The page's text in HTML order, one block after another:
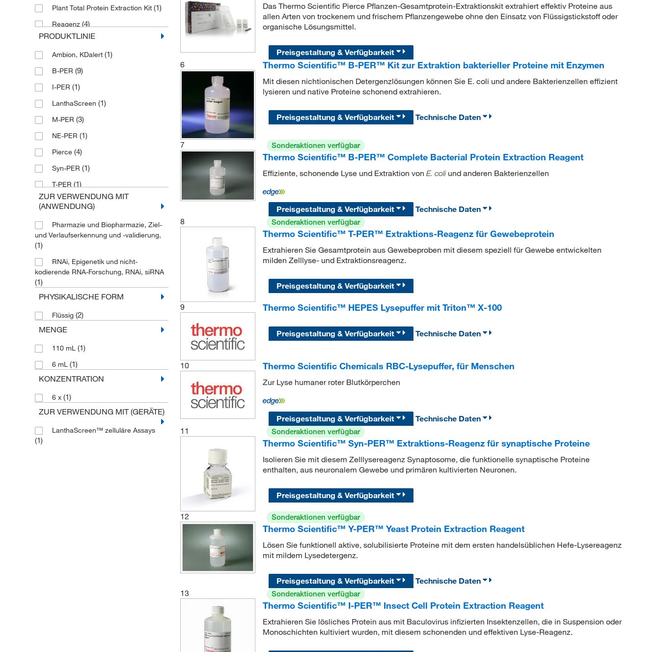
Plant Total Protein Extraction Kit (1)
Reagenz (4)
Reagenz für die Extraktion
bakterieller Proteine
(6)
Reagenz für die Zelllyse
Reagenz für neuronale
Proteinextraktion
Reagenz zur Extraktion von
Hefeproteinen(3)
Reagenz zur Proteinextraktion
Reagenz zur Proteinextraktion von
Geweben
PRODUKTLINIE
Ambion, KDalert (1)
B-PER (9)
I-PER (1)
LanthaScreen (1)
M-PER (3)
NE-PER (1)
Pierce (4)
Syn-PER (1)
T-PER (1)
Y-PER(3)
ZUR VERWENDUNG MIT
(ANWENDUNG)
Pharmazie und Biopharmazie, Ziel-
und Verlaufserkennung und -validierung,
(1)
RNAi, Epigenetik und nicht-
kodierende RNA-Forschung, RNAi, siRNA
(1)
PHYSIKALISCHE FORM
Flüssig (2)
MENGE
110 mL (1)
6 mL (1)
KONZENTRATION
6 x (1)
ZUR VERWENDUNG MIT (GERÄTE)
LanthaScreen™ zelluläre Assays
(1)
Das Thermo Scientific Pierce Pflanzen-Gesamtprotein-Extraktionskit extrahiert effektiv Proteine aus
allen Arten von trockenem und frischem Pflanzengewebe ohne den Einsatz von Flüssigstickstoff oder
organische Lösungsmittel.
Preisgestaltung & Verfügbarkeit
6
Thermo Scientific™ B-PER™ Kit zur Extraktion bakterieller Proteine mit Enzymen
Mit diesen nichtionischen Detergenzlösungen können Sie E. coli und andere Bakterienzellen effizient
lysieren und native Proteine schonend extrahieren.
Preisgestaltung & Verfügbarkeit Technische Daten
7 Sonderaktionen verfügbar
Thermo Scientific™ B-PER™ Complete Bacterial Protein Extraction Reagent
Effiziente, schonende Lyse und Extraktion von E. coliund anderen Bakterienzellen
Preisgestaltung & Verfügbarkeit
Technische Daten
8
Sonderaktionen verfügbar
Thermo Scientific™ T-PER™ Extraktions-Reagenz für Gewebeprotein
Extrahieren Sie Gesamtprotein aus Gewebeproben mit diesem speziell für Gewebe entwickelten
milden Zelllyse- und Extraktionsreagenz.
Preisgestaltung & Verfügbarkeit
9 Thermo Scientific™ HEPES Lysepuffer mit Triton™ X-100
Preisgestaltung & Verfügbarkeit Technische Daten
10 Thermo Scientific Chemicals RBC-Lysepuffer, für Menschen
Zur Lyse humaner roter Blutkörperchen
Preisgestaltung & Verfügbarkeit
Technische Daten
11
Sonderaktionen verfügbar
Thermo Scientific™ Syn-PER™ Extraktions-Reagenz für synaptische Proteine
Isolieren Sie mit diesem Zelllysereagenz Synaptosome, die funktionelle synaptische Proteine
enthalten, aus neuronalem Gewebe und primären kultivierten Neuronen.
Preisgestaltung & Verfügbarkeit
12 Sonderaktionen verfügbar
Thermo Scientific™ Y-PER™ Yeast Protein Extraction Reagent
Lösen Sie funktionell aktive, solubilisierte Proteine mit dem ersten handelsüblichen Hefe-Lysereagenz
mit mildem Lysedetergenz.
Preisgestaltung & Verfügbarkeit
Technische Daten
13
Sonderaktionen verfügbar
Thermo Scientific™ I-PER™ Insect Cell Protein Extraction Reagent
Extrahieren Sie lösliches Protein aus mit Baculovirus infizierten Insektenzellen, die in Suspension oder
Monoschichten kultiviert wurden, mit diesem schonenden und effektiven Lyse-Reagenz.